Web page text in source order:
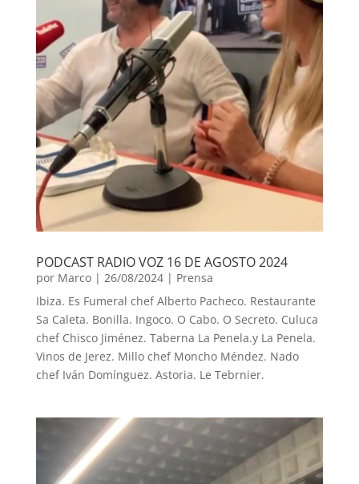
PODCAST RADIO VOZ 16 DE AGOSTO 2024
por Marco| 26/08/2024| Prensa
Ibiza. Es Fumeral chef Alberto Pacheco. Restaurante
Sa Caleta. Bonilla. Ingoco. O Cabo. O Secreto. Culuca
chef Chisco Jiménez. Taberna La Penela.y La Penela.
Vinos de Jerez. Millo chef Moncho Méndez. Nado
chef Iván Domínguez. Astoria. Le Tebrnier.